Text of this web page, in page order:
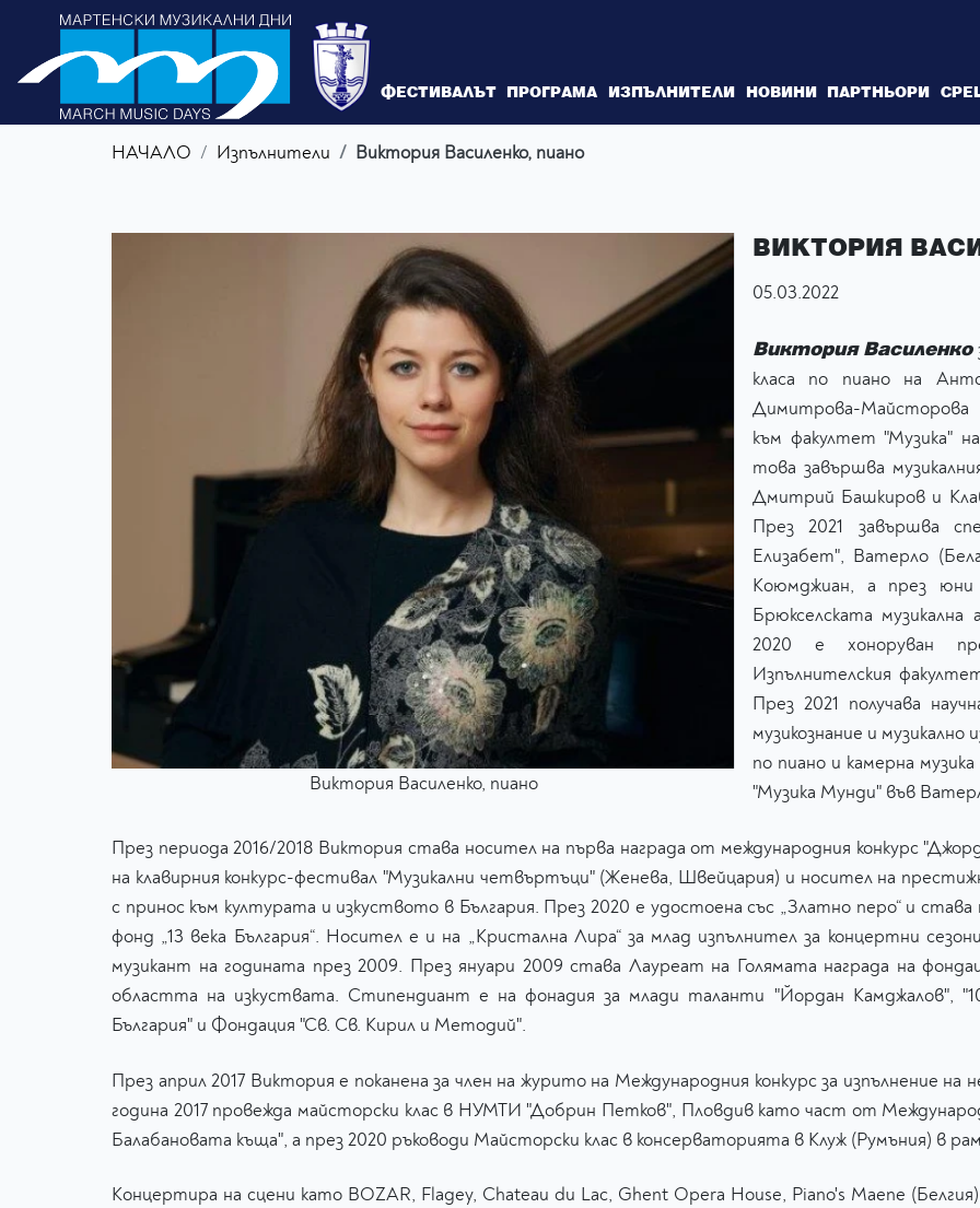
ФЕСТИВАЛЪТ ПРОГРАМА ИЗПЪЛНИТЕЛИ НОВИНИ ПАРТНЬОРИ
НАЧАЛО Изпълнители Виктория Василенко, пиано
Виктория Василенко, пиано
ВИКТОРИЯ
05.03.2022
Виктория Василенко
класа по пиано на
Димитрова-Майсторова
към факултет "Музика"
това завършва
Дмитрий Башкиров и
През 2021 завършва
Елизабет", Ватерло
Коюмджиан, а през юни
Брюкселската
2020 е хоноруван
Изпълнителския
През 2021 получава
музикознание и
по пиано и камерна
"Музика Мунди" във
През периода 2016/2018 Виктория става носител на първа награда от международния конкурс
на клавирния конкурс-фестивал "Музикални четвъртъци" (Женева, Швейцария) и носител на
с принос към културата и изкуството в България. През 2020 е удостоена със „Златно перо“ и
фонд „13 века България“. Носител е и на „Кристална Лира“ за млад изпълнител за концертни
музикант на годината през 2009. През януари 2009 става Лауреат на Голямата награда на
областта на изкуствата. Стипендиант е на фонадия за млади таланти "Йордан Камджалов",
България" и Фондация "Св. Св. Кирил и Методий".
През април 2017 Виктория е поканена за член на журито на Международния конкурс за изпълнение
година 2017 провежда майсторски клас в НУМТИ "Добрин Петков", Пловдив като част от
Балабановата къща", а през 2020 ръководи Майсторски клас в консерваторията в Клуж (Румъния) в
Концертира на сцени като BOZAR, Flagey, Chateau du Lac, Ghent Opera House, Piano's Maene